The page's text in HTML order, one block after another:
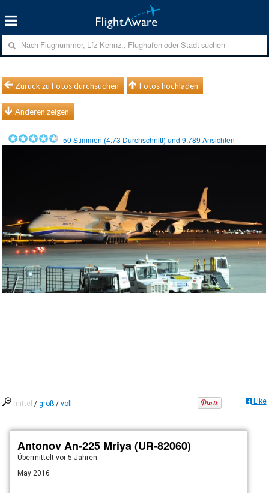
Zurück zu Fotos durchsuchen Fotos hochladen
Anderen zeigen
50 Stimmen (4.73 Durchschnitt) und9.789 Ansichten
mittel /groß /voll Like
Antonov An-225 Mriya (UR-82060)
Übermitteltvor 5 Jahren
May 2016